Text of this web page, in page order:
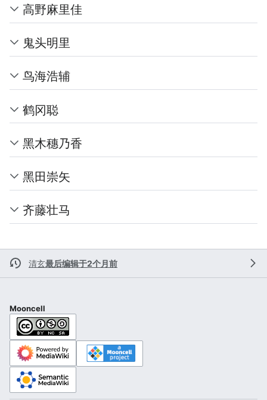
高野麻里佳
鬼头明里
鸟海浩辅
鹤冈聪
黑木穗乃香
黑田崇矢
齐藤壮马
清玄最后编辑于2个月前
Mooncell